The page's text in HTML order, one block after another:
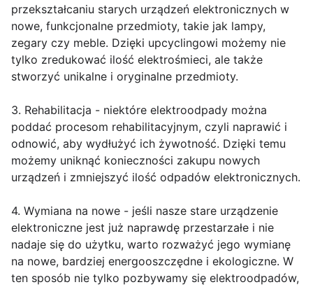
przekształcaniu starych urządzeń elektronicznych w
nowe, funkcjonalne przedmioty, takie jak lampy,
zegary czy meble. Dzięki upcyclingowi możemy nie
tylko zredukować ilość elektrośmieci, ale także
stworzyć unikalne i oryginalne przedmioty.
3. Rehabilitacja - niektóre elektroodpady można
poddać procesom rehabilitacyjnym, czyli naprawić i
odnowić, aby wydłużyć ich żywotność. Dzięki temu
możemy uniknąć konieczności zakupu nowych
urządzeń i zmniejszyć ilość odpadów elektronicznych.
4. Wymiana na nowe - jeśli nasze stare urządzenie
elektroniczne jest już naprawdę przestarzałe i nie
nadaje się do użytku, warto rozważyć jego wymianę
na nowe, bardziej energooszczędne i ekologiczne. W
ten sposób nie tylko pozbywamy się elektroodpadów,